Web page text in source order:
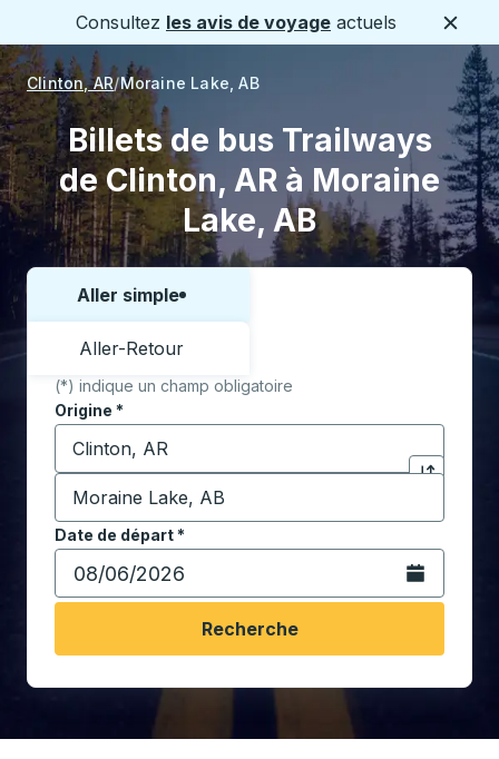
Consultez les avis de voyage actuels
Clinton, AR Moraine Lake, AB
Billets de bus Trailways
de Clinton, AR à Moraine
Lake, AB
Choisissez un sens ou un aller-retour:
Aller simple
Aller-Retour
(*) indique un champ obligatoire
Origine *
Commencez à saisir la ville d'origine pour ouvrir
Cliquez
Destination *
Commencez à saisir la ville de destination pour
Date de départ*
Tapez la date au format date Barre oblique du mois à
Ouvrez le
Recherche